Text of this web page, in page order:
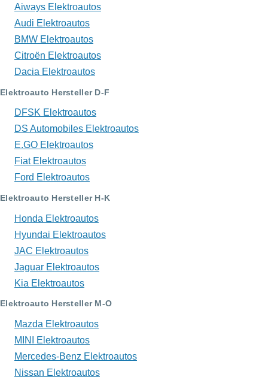
Aiways Elektroautos
Audi Elektroautos
BMW Elektroautos
Citroën Elektroautos
Dacia Elektroautos
Elektroauto Hersteller D-F
DFSK Elektroautos
DS Automobiles Elektroautos
E.GO Elektroautos
Fiat Elektroautos
Ford Elektroautos
Elektroauto Hersteller H-K
Honda Elektroautos
Hyundai Elektroautos
JAC Elektroautos
Jaguar Elektroautos
Kia Elektroautos
Elektroauto Hersteller M-O
Mazda Elektroautos
MINI Elektroautos
Mercedes-Benz Elektroautos
Nissan Elektroautos